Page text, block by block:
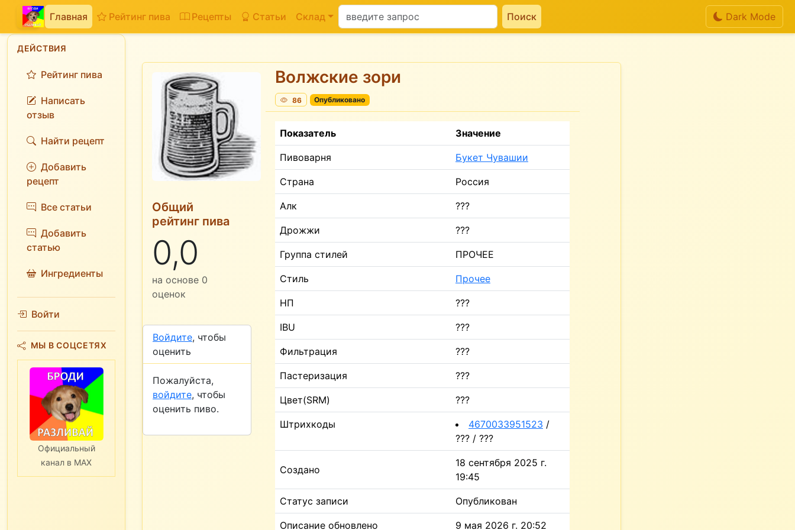
Главная Рейтинг пива Рецепты Статьи Склад Поиск Dark Mode
ДЕЙСТВИЯ
Рейтинг пива
Написать
отзыв
Найти рецепт
Добавить
рецепт
Все статьи
Добавить
статью
Ингредиенты
Войти
МЫ В СОЦСЕТЯХ
Официальный
канал в MAX
Общий
рейтинг пива
0,0
на основе 0
оценок
Войдите, чтобы
оценить
Пожалуйста,
войдите, чтобы
оценить пиво.
Волжские зори
86 Опубликовано
Показатель Значение
Пивоварня Букет Чувашии
Страна Россия
Алк ???
Дрожжи ???
Группа стилей ПРОЧЕЕ
Стиль Прочее
НП ???
IBU ???
Фильтрация ???
Пастеризация ???
Цвет(SRM) ???
Штрихкоды 4670033951523 /
??? / ???
Создано
18 сентября 2025 г.
19:45
Статус записи Опубликован
Описание обновлено 9 мая 2026 г. 20:52